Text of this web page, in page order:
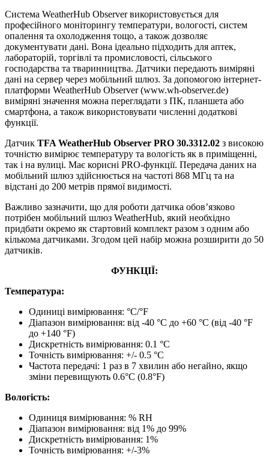
Система WeatherHub Observer використовується для
професійного моніторингу температури, вологості, систем
опалення та охолодження тощо, а також дозволяє
документувати дані. Вона ідеально підходить для аптек,
лабораторій, торгівлі та промисловості, сільського
господарства та тваринництва. Датчики передають виміряні
дані на сервер через мобільний шлюз. За допомогою інтернет-
платформи WeatherHub Observer (www.wh-observer.de)
виміряні значення можна переглядати з ПК, планшета або
смартфона, а також використовувати численні додаткові
функції.
Датчик TFA WeatherHub Observer PRO 30.3312.02 з високою
точністю вимірює температуру та вологість як в приміщенні,
так і на вулиці. Має корисні PRO-функції. Передача даних на
мобільний шлюз здійснюється на частоті 868 МГц та на
відстані до 200 метрів прямої видимості.
Важливо зазначити, що для роботи датчика обов’язково
потрібен мобільний шлюз WeatherHub, який необхідно
придбати окремо як стартовий комплект разом з одним або
кількома датчиками. Згодом цей набір можна розширити до 50
датчиків.
ФУНКЦІЇ:
Температура:
Одиниці вимірювання: °С/°F
Діапазон вимірювання: від -40 °C до +60 °C (від -40 °F
до +140 °F)
Дискретність вимірювання: 0.1 °C
Точність вимірювання: +/- 0.5 °С
Частота передачі: 1 раз в 7 хвилин або негайно, якщо
зміни перевищують 0.6°C (0.8°F)
Вологість:
Одиниця вимірювання: % RH
Діапазон вимірювання: від 1% до 99%
Дискретність вимірювання: 1%
Точність вимірювання: +/-3%